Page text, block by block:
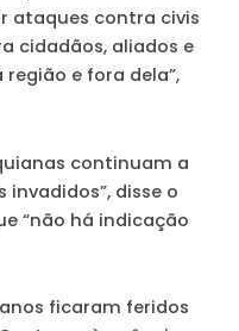
ataques contra civis
cidadãos, aliados e
região e fora dela”,
continuam a
disse o
“não há indicação
ficaram feridos